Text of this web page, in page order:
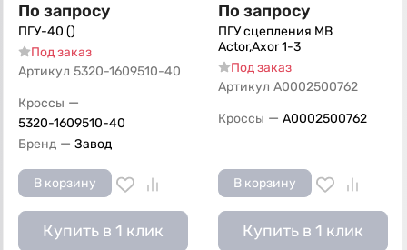
По запросу
ПГУ-40 ()
Под заказ
Артикул 5320-1609510-40
Кроссы —
5320-1609510-40
Бренд — Завод
В корзину
Купить в 1 клик
По запросу
ПГУ сцепления MB
Actor,Axor 1-3
Под заказ
Артикул A0002500762
Кроссы — A0002500762
В корзину
Купить в 1 клик